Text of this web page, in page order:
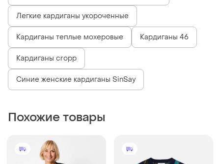
Легкие кардиганы укороченные
Кардиганы теплые мохеровые Кардиганы 46
Кардиганы cropp
Синие женские кардиганы SinSay
Похожие товары